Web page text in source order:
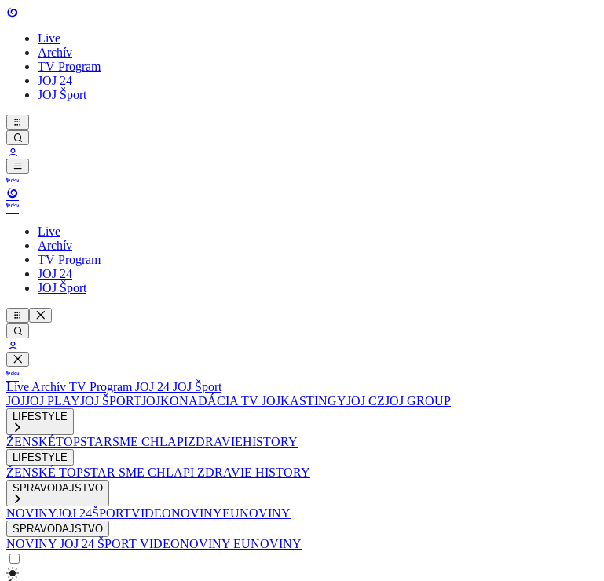
Live
Archív
TV Program
JOJ 24
JOJ Šport
Live
Archív
TV Program
JOJ 24
JOJ Šport
Live Archív TV Program JOJ 24 JOJ Šport
JOJJOJ PLAYJOJ ŠPORTJOJKONADÁCIA TV JOJKASTINGYJOJ CZJOJ GROUP
LIFESTYLE
ŽENSKÉTOPSTARSME CHLAPIZDRAVIEHISTORY
LIFESTYLE
ŽENSKÉ TOPSTAR SME CHLAPI ZDRAVIE HISTORY
SPRAVODAJSTVO
NOVINYJOJ 24ŠPORTVIDEONOVINYEUNOVINY
SPRAVODAJSTVO
NOVINY JOJ 24 ŠPORT VIDEONOVINY EUNOVINY